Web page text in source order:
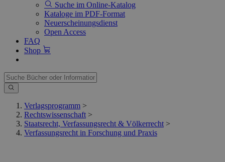
Suche im Online-Katalog
Kataloge im PDF-Format
Neuerscheinungsdienst
Open Access
FAQ
Shop
Verlagsprogramm >
Rechtswissenschaft >
Staatsrecht, Verfassungsrecht & Völkerrecht >
Verfassungsrecht in Forschung und Praxis